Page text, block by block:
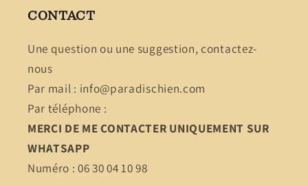
CONTACT
Une question ou une suggestion, contactez-
nous
Par mail : info@paradischien.com
Par téléphone :
MERCI DE ME CONTACTER UNIQUEMENT SUR
WHATSAPP
Numéro : 06 30 04 10 98